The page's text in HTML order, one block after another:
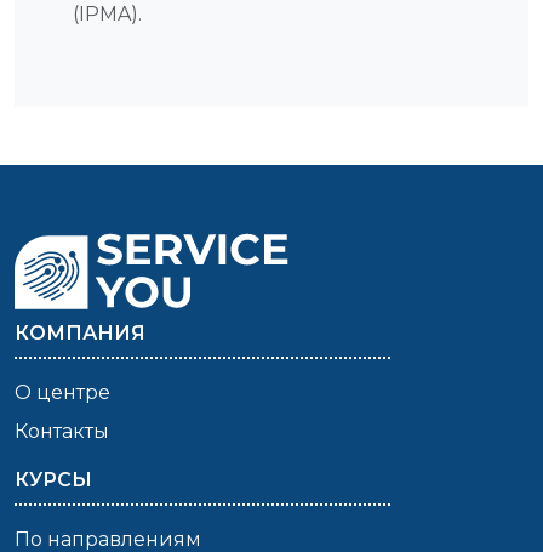
(IPMA).
КОМПАНИЯ
О центре
Контакты
КУРСЫ
По направлениям